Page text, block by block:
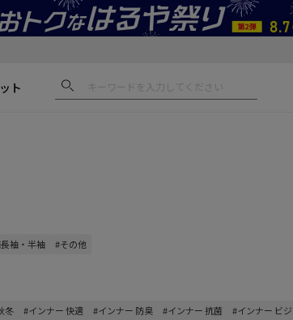
ト
袖・半袖 #その他
冬 #インナー 快適 #インナー 防臭 #インナー 抗菌 #インナー ビ